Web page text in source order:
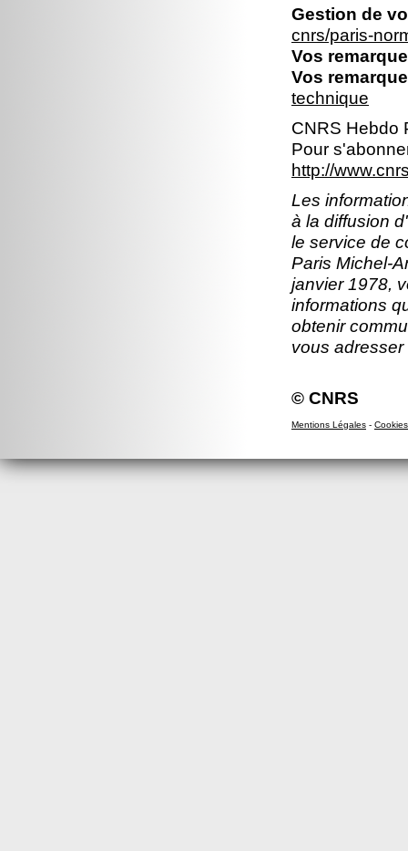
Gestion de
cnrs/paris-
Vos
Vos
technique
CNRS Hebdo
Pour
http://
Les
à la diffusion
le service de
Paris Michel-
janvier 1978,
informations
obtenir
vous
© CNRS
Mentions Légales - Cookies